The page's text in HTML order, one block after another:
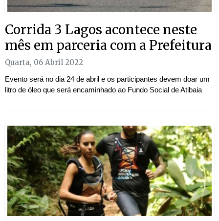
Corrida 3 Lagos acontece neste
mês em parceria com a Prefeitura
Quarta, 06 Abril 2022
Evento será no dia 24 de abril e os participantes devem doar um
litro de óleo que será encaminhado ao Fundo Social de Atibaia